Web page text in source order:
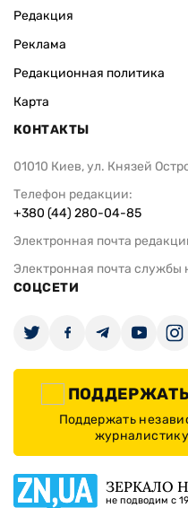
Редакция
Реклама
Редакционная политика
Карта
КОНТАКТЫ
01010 Киев, ул. Князей
Телефон редакции:
+380 (44) 280-04-85
Электронная почта
Электронная почта службы
СОЦСЕТИ
ПОДДЕРЖАТЬ
Поддержать
ЗЕРКАЛО
не подводим с